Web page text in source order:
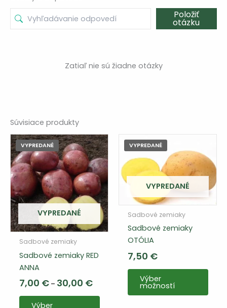
Položiť
otázku
Zatiaľ nie sú žiadne otázky
Súvisiace produkty
VYPREDANÉ
VYPREDANÉ
Sadbové zemiaky
Sadbové zemiaky RED
ANNA
7,00 € – 30,00 €Cenový
7,00 €
Výber
Tento
VYPREDANÉ
VYPREDANÉ
Sadbové zemiaky
Sadbové zemiaky
OTÓLIA
7,50 €
Výber
možností
má